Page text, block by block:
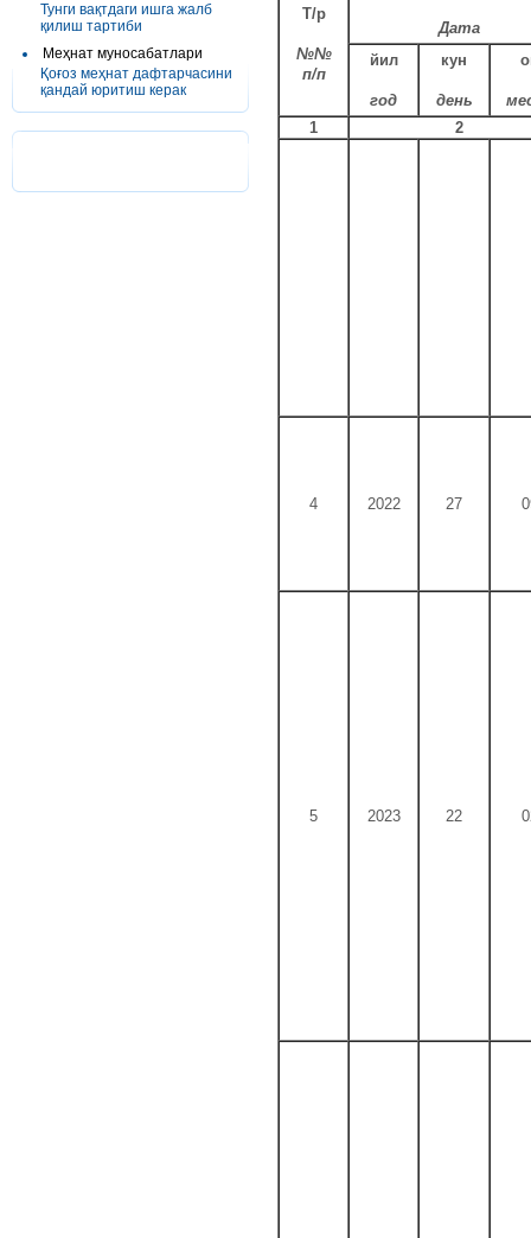
Тунги вақтдаги ишга жалб
қилиш тартиби
Меҳнат муносабатлари
Қоғоз меҳнат дафтарчасини
қандай юритиш керак
Т/р
№№
п/п
Дата
йил
год
кун
день
1
2
4 2022 27
5 2023 22